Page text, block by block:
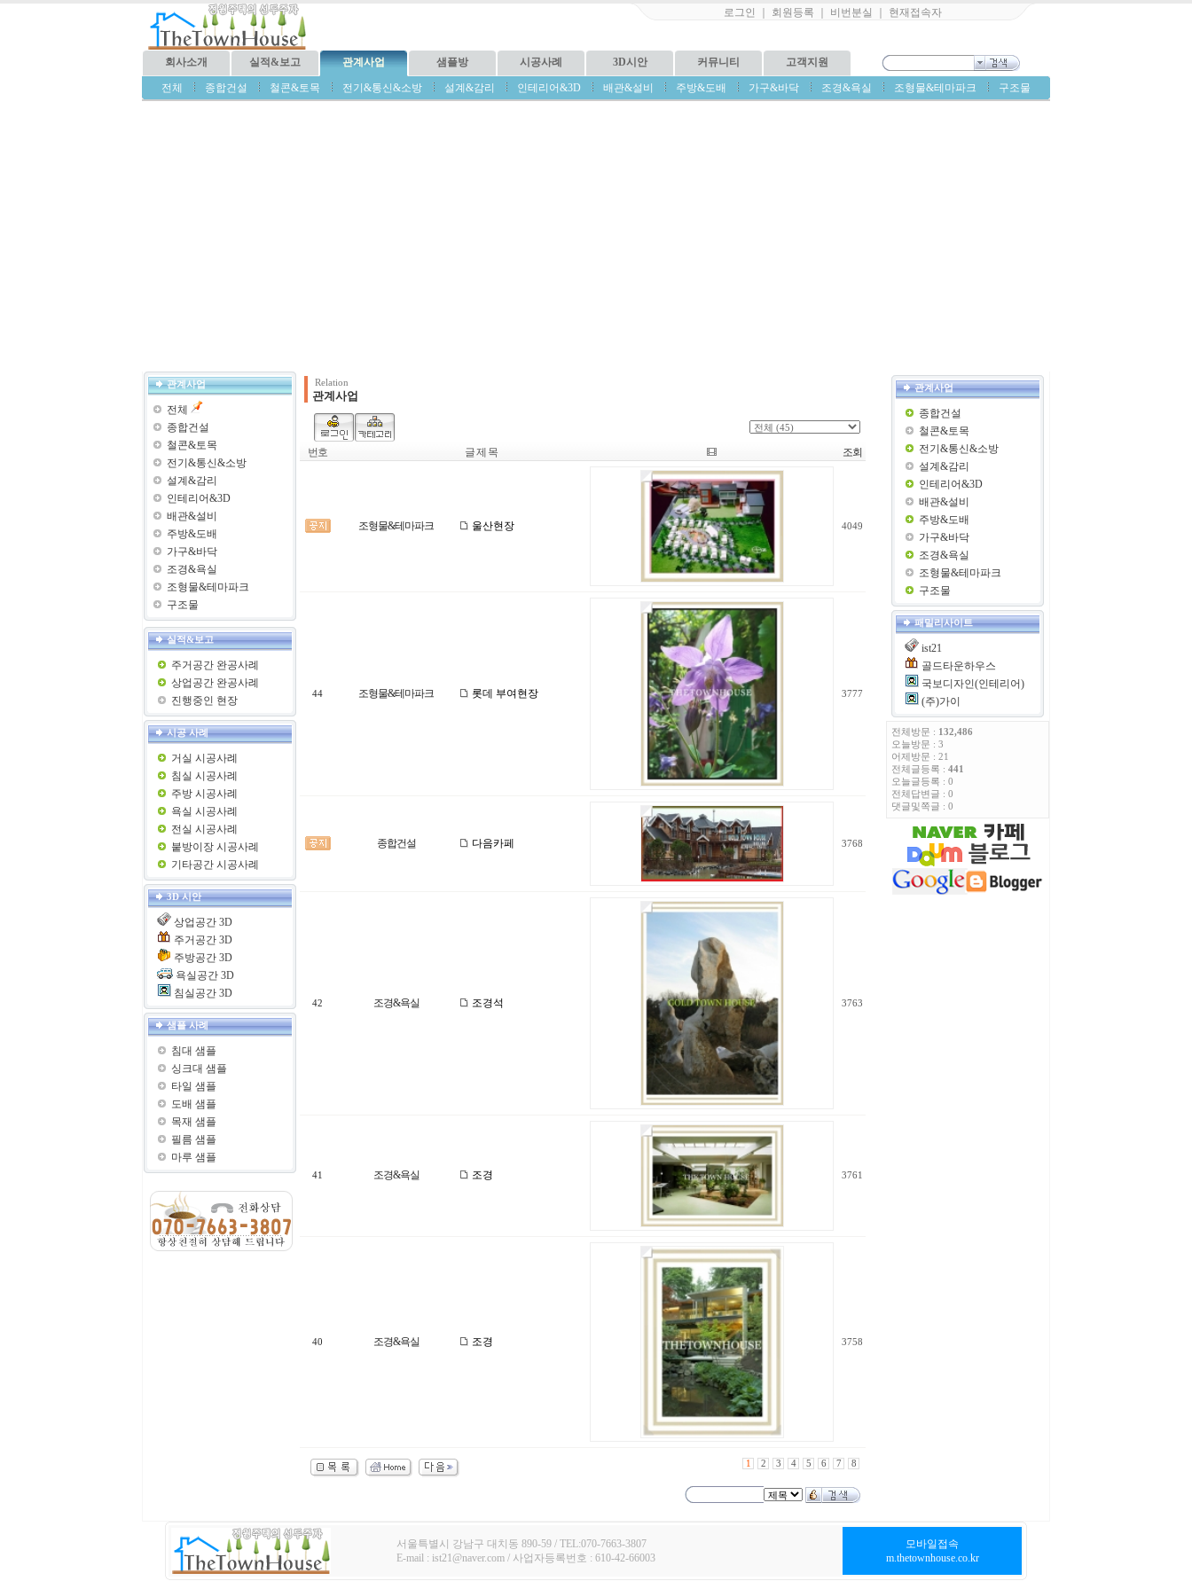
로그인 회원등록 비번분실 현재접속자
회사소개 실적&보고 관계사업 샘플방 시공사례 3D시안 커뮤니티 고객지원
전체 종합건설 철콘&토목 전기&통신&소방 설계&감리 인테리어&3D 배관&설비 주방&도배 가구&바닥 조경&욕실 조형물&테마파크 구조물
관계사업
전체
종합건설
철콘&토목
전기&통신&소방
설계&감리
인테리어&3D
배관&설비
주방&도배
가구&바닥
조경&욕실
조형물&테마파크
구조물
실적&보고
주거공간 완공사례
상업공간 완공사례
진행중인 현장
시공 사례
거실 시공사례
침실 시공사례
주방 시공사례
욕실 시공사례
전실 시공사례
붙방이장 시공사례
기타공간 시공사례
3D 시안
상업공간 3D
주거공간 3D
주방공간 3D
욕실공간 3D
침실공간 3D
샘플 사례
침대 샘플
싱크대 샘플
타일 샘플
도배 샘플
목재 샘플
필름 샘플
마루 샘플
Relation
관계사업
번호 글 제 목 조회
조형물&테마파크 울산현장 4049
44 조형물&테마파크 롯데 부여현장 3777
종합건설 다음카페 3768
42 조경&욕실 조경석 3763
41 조경&욕실 조경 3761
40 조경&욕실 조경 3758
1 2 3 4 5 6 7 8
관계사업
종합건설
철콘&토목
전기&통신&소방
설계&감리
인테리어&3D
배관&설비
주방&도배
가구&바닥
조경&욕실
조형물&테마파크
구조물
패밀리사이트
ist21
골드타운하우스
국보디자인(인테리어)
(주)가이
전체방문 : 132,486
오늘방문 : 3
어제방문 : 21
전체글등록 : 441
오늘글등록 : 0
전체답변글 : 0
댓글및쪽글 : 0
서울특별시 강남구 대치동 890-59 / TEL:070-7663-3807
E-mail : ist21@naver.com / 사업자등록번호 : 610-42-66003
모바일접속
m.thetownhouse.co.kr